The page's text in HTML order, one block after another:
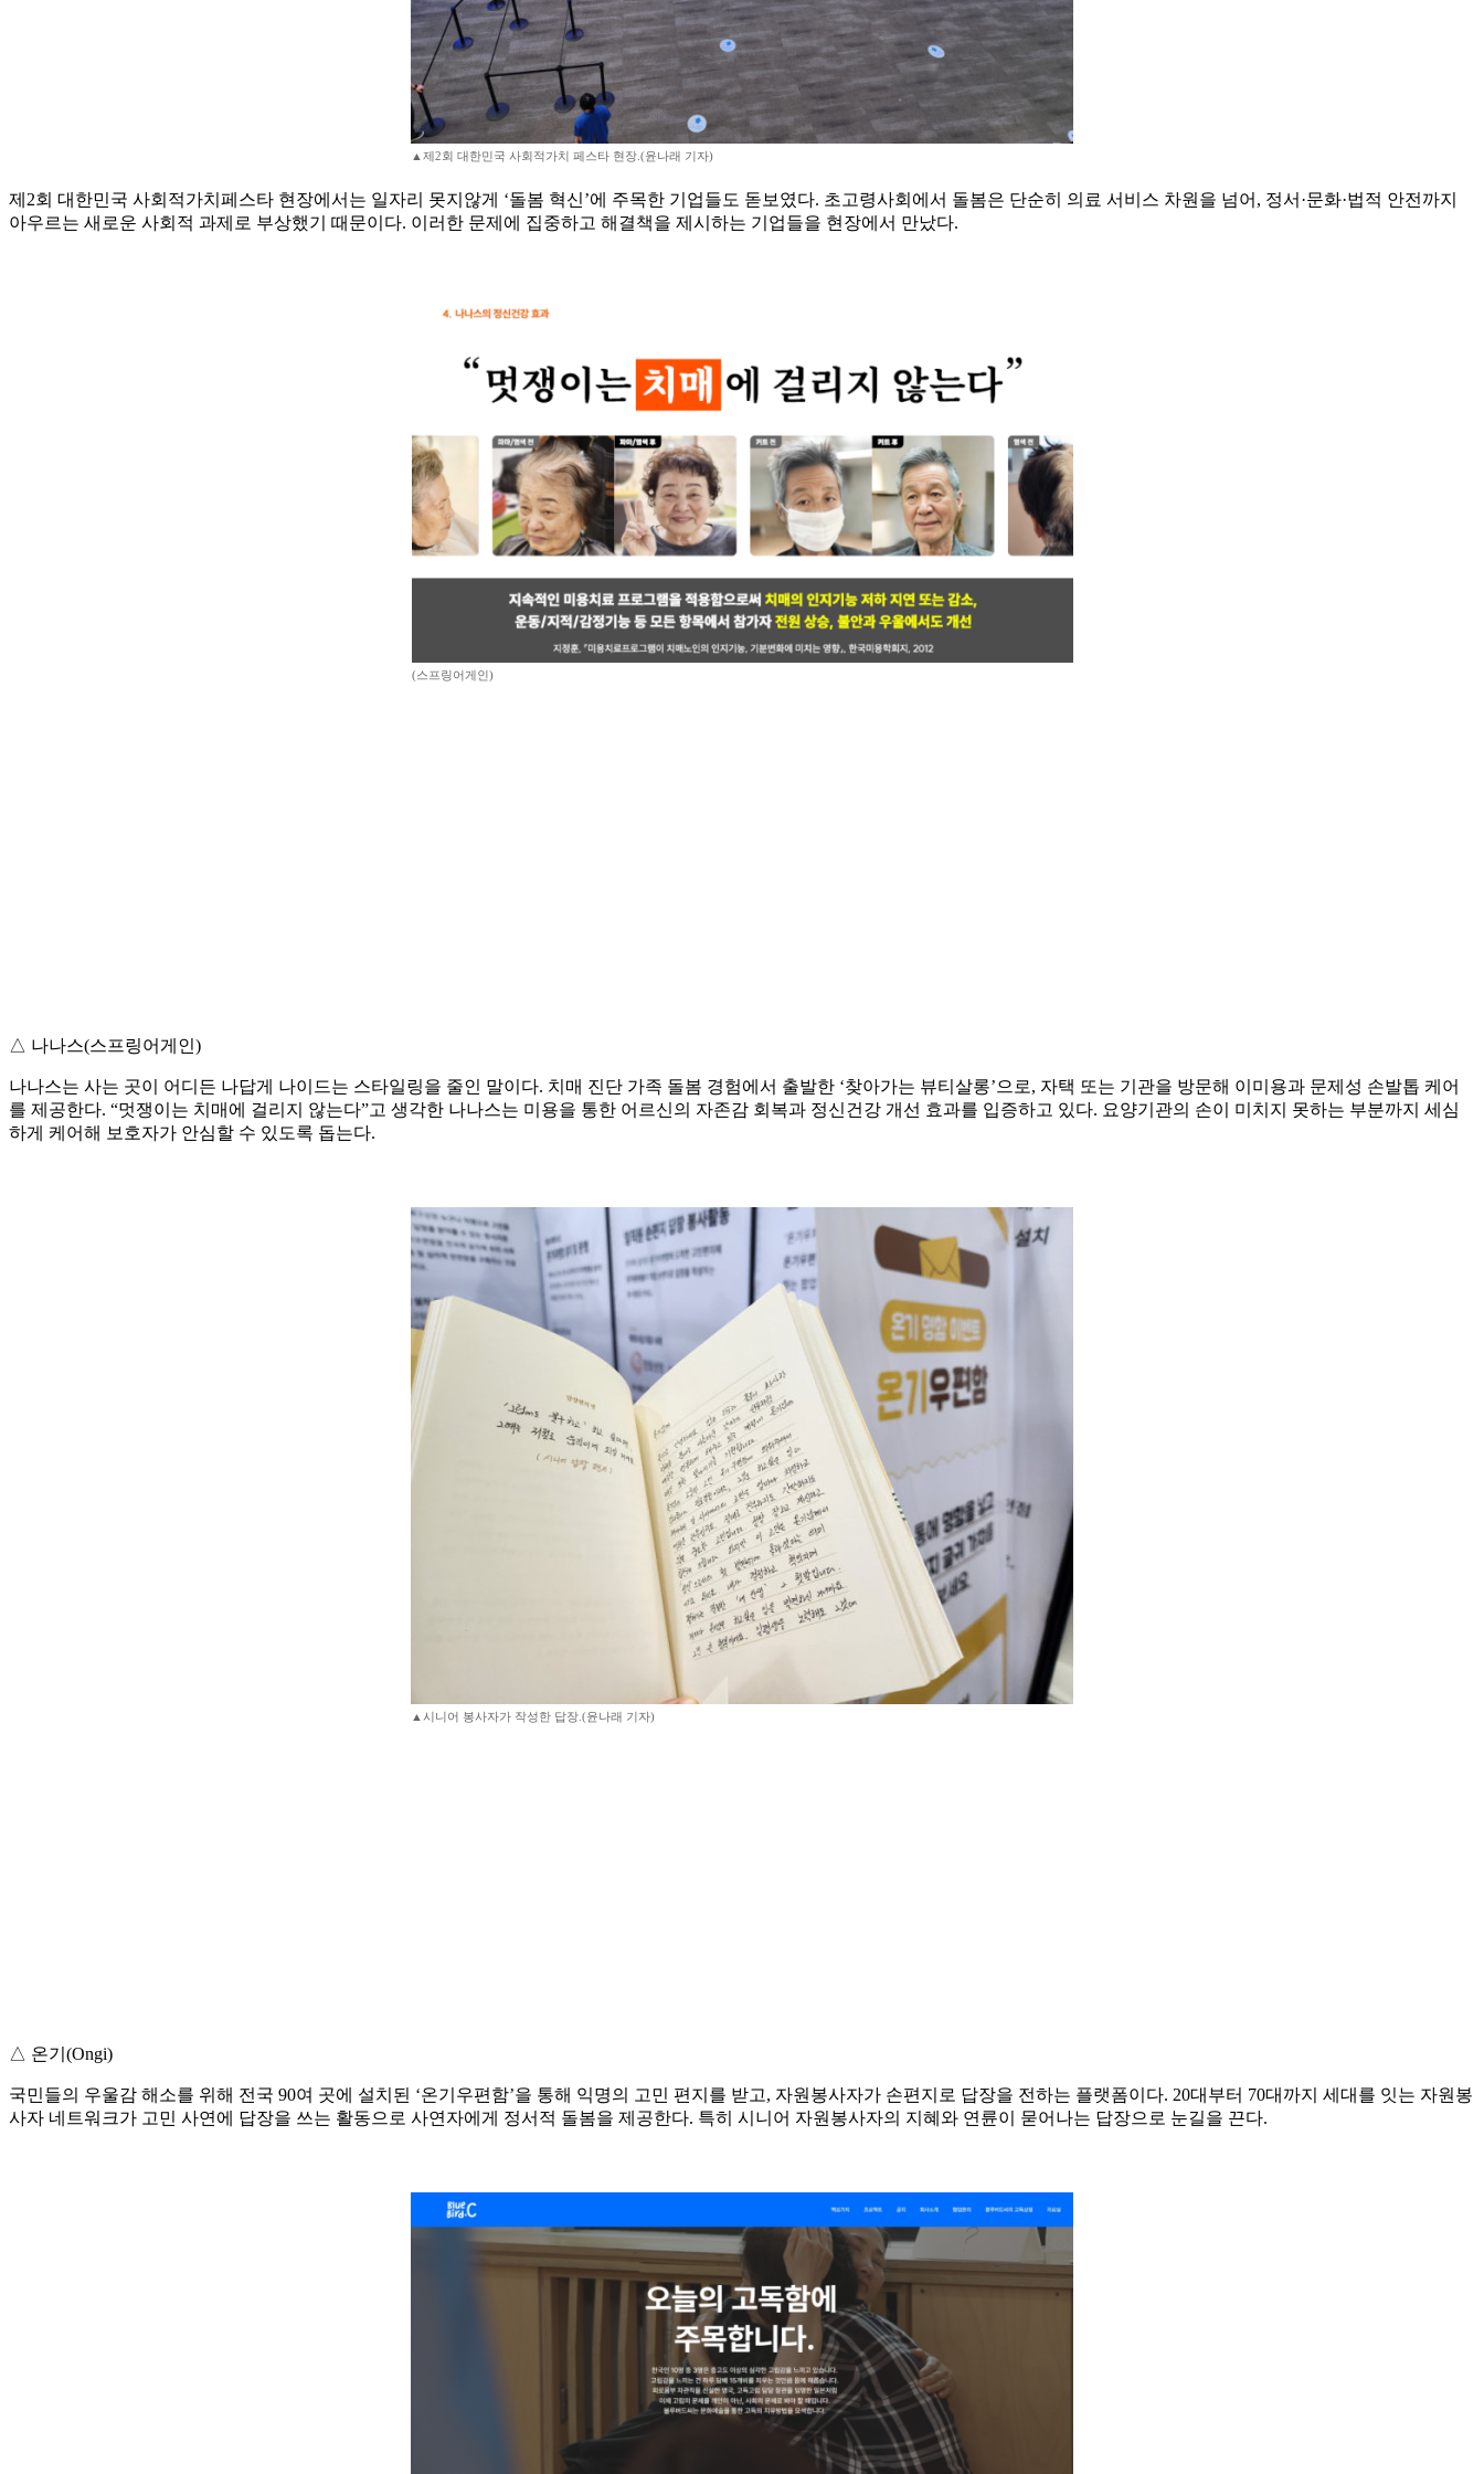
▲제2회 대한민국 사회적가치 페스타 현장.(윤나래 기자)
제2회 대한민국 사회적가치페스타 현장에서는 일자리 못지않게 ‘돌봄 혁신’에 주목한 기업들도 돋보였다. 초고령사회에서 돌봄은 단순히 의료 서비스 차원을 넘어, 정서·문화·법적 안전까지
아우르는 새로운 사회적 과제로 부상했기 때문이다. 이러한 문제에 집중하고 해결책을 제시하는 기업들을 현장에서 만났다.
(스프링어게인)
△ 나나스(스프링어게인)
나나스는 사는 곳이 어디든 나답게 나이드는 스타일링을 줄인 말이다. 치매 진단 가족 돌봄 경험에서 출발한 ‘찾아가는 뷰티살롱’으로, 자택 또는 기관을 방문해 이미용과 문제성 손발톱 케어
를 제공한다. “멋쟁이는 치매에 걸리지 않는다”고 생각한 나나스는 미용을 통한 어르신의 자존감 회복과 정신건강 개선 효과를 입증하고 있다. 요양기관의 손이 미치지 못하는 부분까지 세심
하게 케어해 보호자가 안심할 수 있도록 돕는다.
▲시니어 봉사자가 작성한 답장.(윤나래 기자)
△ 온기(Ongi)
국민들의 우울감 해소를 위해 전국 90여 곳에 설치된 ‘온기우편함’을 통해 익명의 고민 편지를 받고, 자원봉사자가 손편지로 답장을 전하는 플랫폼이다. 20대부터 70대까지 세대를 잇는 자원봉
사자 네트워크가 고민 사연에 답장을 쓰는 활동으로 사연자에게 정서적 돌봄을 제공한다. 특히 시니어 자원봉사자의 지혜와 연륜이 묻어나는 답장으로 눈길을 끈다.